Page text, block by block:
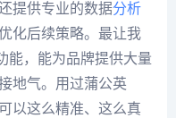
提供专业的数据分析
化后续策略。最让我
能，能为品牌提供大量
地气。用过蒲公英
以这么精准、这么真